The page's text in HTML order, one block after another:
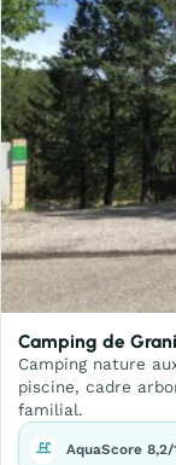
Camping de
Camping nature
piscine, cadre
familial.
AquaScore 8,2/